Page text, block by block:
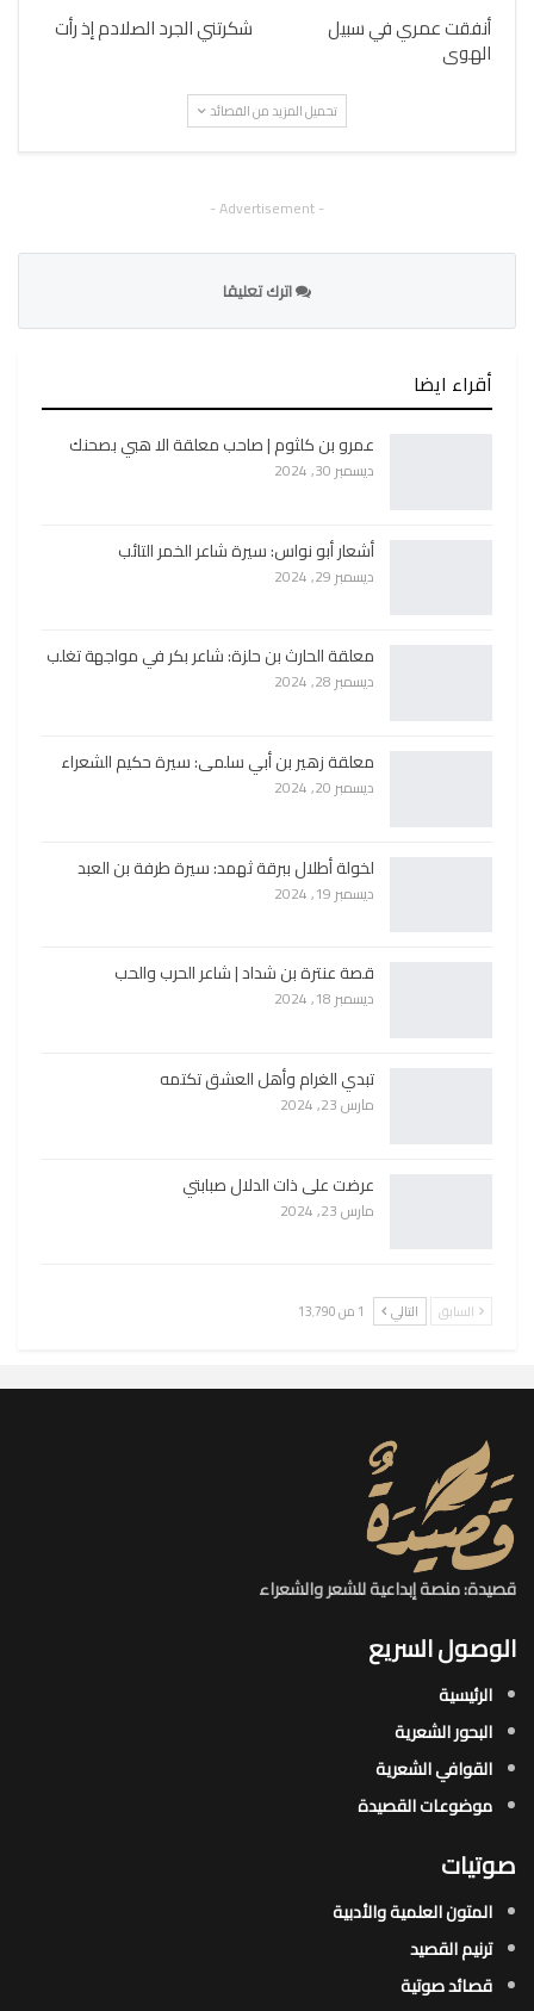
أنفقت عمري في سبيل
الهوى
شكرتني الجرد الصلادم إذ رأت
تحميل المزيد من القصائد
- Advertisement -
اترك تعليقا
أقراء ايضا
عمرو بن كلثوم | صاحب معلقة الا هبي بصحنك
ديسمبر 30, 2024
أشعار أبو نواس: سيرة شاعر الخمر التائب
ديسمبر 29, 2024
معلقة الحارث بن حلزة: شاعر بكر في مواجهة تغلب
ديسمبر 28, 2024
معلقة زهير بن أبي سلمى: سيرة حكيم الشعراء
ديسمبر 20, 2024
لخولة أطلال ببرقة ثهمد: سيرة طرفة بن العبد
ديسمبر 19, 2024
قصة عنترة بن شداد | شاعر الحرب والحب
ديسمبر 18, 2024
تبدي الغرام وأهل العشق تكتمه
مارس 23, 2024
عرضت على ذات الدلال صبابتي
مارس 23, 2024
السابق التالي 1 من 13٬790
قصيدة: منصة إبداعية للشعر والشعراء
الوصول السريع
الرئيسية
البحور الشعرية​
القوافي الشعرية​
موضوعات القصيدة​
صوتيات
المتون العلمية والأدبية
ترنيم القصيد
قصائد صوتية